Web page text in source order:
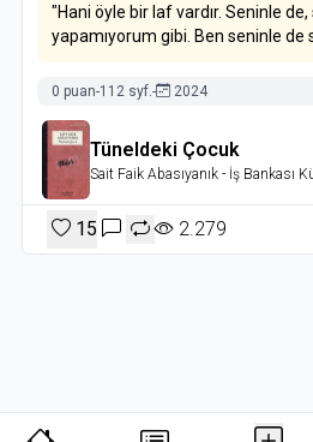
"Hani öyle bir laf vardır. Seninle
yapamıyorum gibi. Ben seninle de
0 puan-112 syf.- 2024
Tüneldeki Çocuk
Sait Faik Abasıyanık- İş Bankası
15 2.279